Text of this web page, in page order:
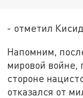
- отметил
Напомним,
мировой войне,
стороне
отказался от